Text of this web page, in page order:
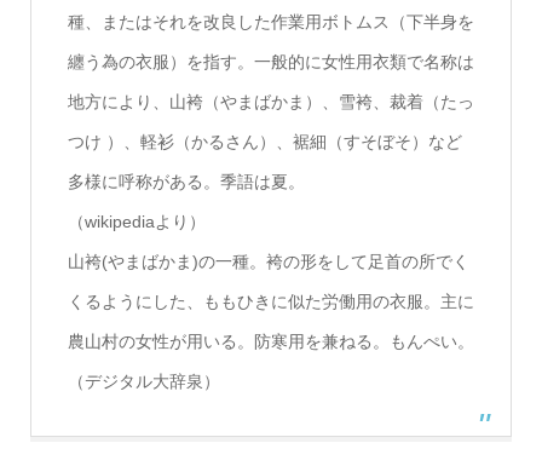
種、またはそれを改良した作業用ボトムス（下半身を
纏う為の衣服）を指す。一般的に女性用衣類で名称は
地方により、山袴（やまばかま）、雪袴、裁着（たっ
つけ ）、軽衫（かるさん）、裾細（すそぼそ）など
多様に呼称がある。季語は夏。
（wikipediaより）
山袴(やまばかま)の一種。袴の形をして足首の所でく
くるようにした、ももひきに似た労働用の衣服。主に
農山村の女性が用いる。防寒用を兼ねる。もんぺい。
（デジタル大辞泉）